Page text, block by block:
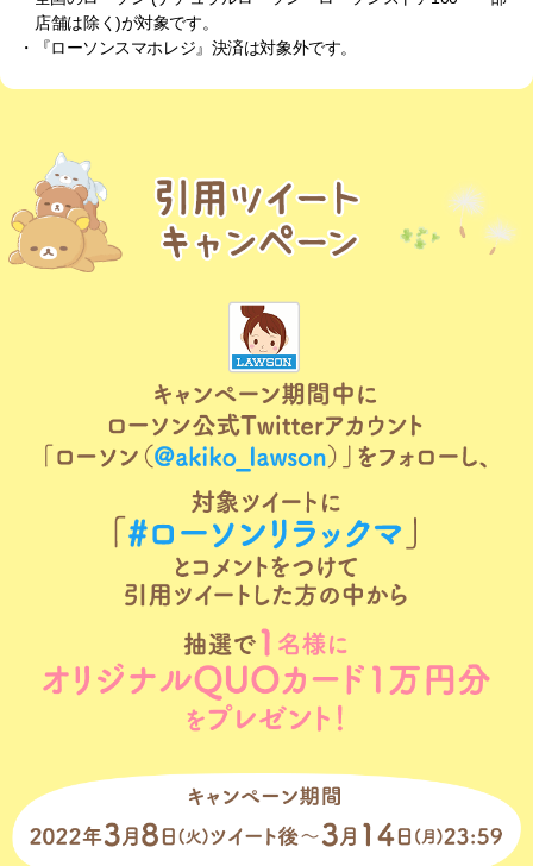
店舗は除く)が対象です。
・『ローソンスマホレジ』決済は対象外です。